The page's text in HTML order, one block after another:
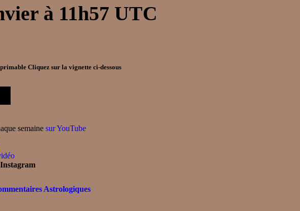
à 11h57 UTC
Cliquez sur la vignette ci-dessous
semaine sur YouTube
Astrologiques